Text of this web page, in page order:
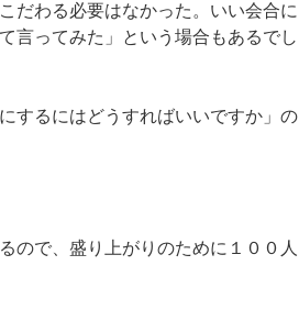
だわる必要はなかった。いい会合に
言ってみた」という場合もあるでし
するにはどうすればいいですか」の
ので、盛り上がりのために１００人